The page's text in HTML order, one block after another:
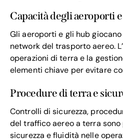
Capacità degli aeroporti
Gli aeroporti e gli hub
network del trasporto aereo.
operazioni di terra e la
elementi chiave per evitare
Procedure di terra e
Controlli di sicurezza,
del traffico aereo a terra
sicurezza e fluidità nelle